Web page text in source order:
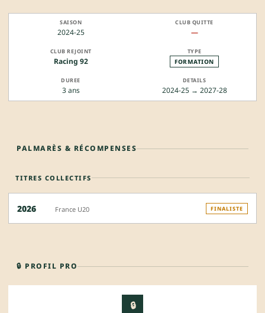
2024-25 —
Racing 92 FORMATION
3 ans 2024-25 → 2027-28
PALMARÈS & RÉCOMPENSES
TITRES COLLECTIFS
2026 France U20 FINALISTE
🔒 PROFIL PRO
🔒